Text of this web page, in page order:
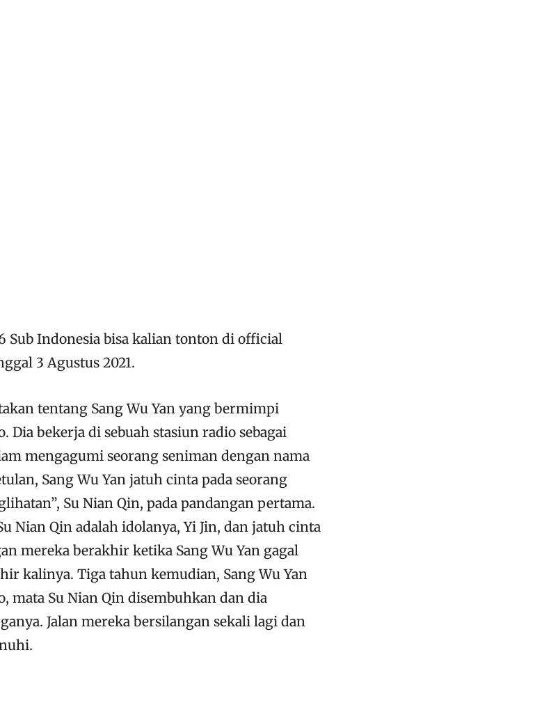
Sub Indonesia bisa kalian tonton di official
3 Agustus 2021.
tentang Sang Wu Yan yang bermimpi
Dia bekerja di sebuah stasiun radio sebagai
mengagumi seorang seniman dengan nama
Sang Wu Yan jatuh cinta pada seorang
Su Nian Qin, pada pandangan pertama.
Nian Qin adalah idolanya, Yi Jin, dan jatuh cinta
mereka berakhir ketika Sang Wu Yan gagal
kalinya. Tiga tahun kemudian, Sang Wu Yan
mata Su Nian Qin disembuhkan dan dia
Jalan mereka bersilangan sekali lagi dan